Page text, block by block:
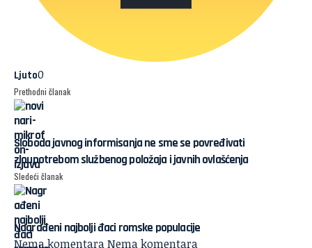
Ljuto0
Prethodni članak
Sloboda javnog informisanja ne sme se povređivati
zloupotrebom službenog položaja i javnih ovlašćenja
Sledeći članak
Nagrađeni najbolji đaci romske populacije
Nema komentaraNema komentara